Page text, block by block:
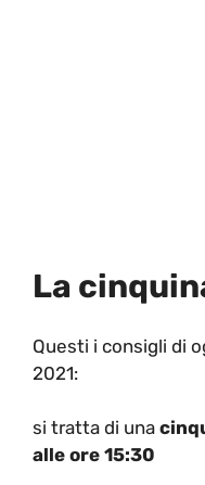
La
Questi i consigli di
2021:
si tratta di una
alle ore 15:30